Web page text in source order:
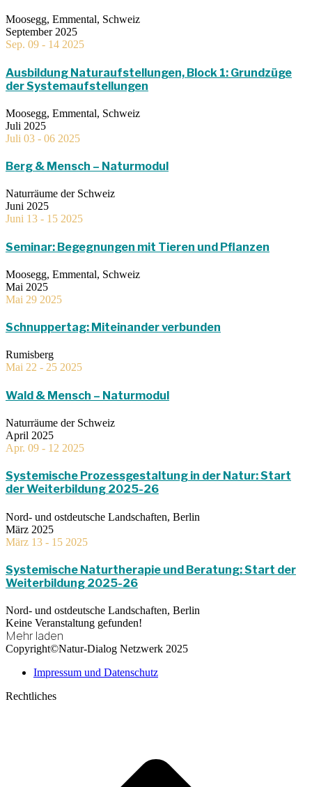
Moosegg, Emmental, Schweiz
September 2025
Sep. 09 - 14 2025
Ausbildung Naturaufstellungen, Block 1: Grundzüge
der Systemaufstellungen
Moosegg, Emmental, Schweiz
Juli 2025
Juli 03 - 06 2025
Berg & Mensch – Naturmodul
Naturräume der Schweiz
Juni 2025
Juni 13 - 15 2025
Seminar: Begegnungen mit Tieren und Pflanzen
Moosegg, Emmental, Schweiz
Mai 2025
Mai 29 2025
Schnuppertag: Miteinander verbunden
Rumisberg
Mai 22 - 25 2025
Wald & Mensch – Naturmodul
Naturräume der Schweiz
April 2025
Apr. 09 - 12 2025
Systemische Prozessgestaltung in der Natur: Start
der Weiterbildung 2025-26
Nord- und ostdeutsche Landschaften, Berlin
März 2025
März 13 - 15 2025
Systemische Naturtherapie und Beratung: Start der
Weiterbildung 2025-26
Nord- und ostdeutsche Landschaften, Berlin
Keine Veranstaltung gefunden!
Mehr laden
Copyright©Natur-Dialog Netzwerk 2025
Impressum und Datenschutz
Rechtliches